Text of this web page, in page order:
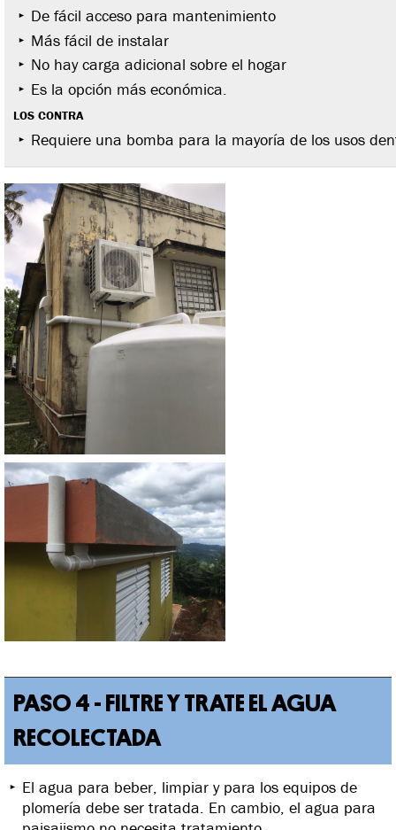
De fácil acceso para mantenimiento
Más fácil de instalar
No hay carga adicional sobre el hogar
Es la opción más económica.
LOS CONTRA
Requiere una bomba para la mayoría de los usos
PASO 4 - FILTRE Y TRATE EL AGUA
RECOLECTADA
El agua para beber, limpiar y para los equipos de
plomería debe ser tratada. En cambio, el agua para